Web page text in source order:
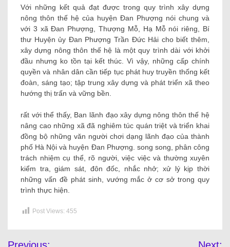
Với những kết quả đạt được trong quy trình xây dựng
nông thôn thế hệ của huyện Đan Phượng nói chung và
với 3 xã Đan Phượng, Thượng Mỗ, Hạ Mỗ nói riêng, Bí
thư Huyện ủy Đan Phượng Trần Đức Hải cho biết thêm,
xây dựng nông thôn thế hệ là một quy trình dài với khởi
đầu nhưng ko tồn tại kết thúc. Vì vậy, những cấp chính
quyền và nhân dân cần tiếp tục phát huy truyền thống kết
đoàn, sáng tạo; tập trung xây dựng và phát triển xã theo
hướng thị trấn và vững bền.
rất với thể thấy, Ban lãnh đạo xây dựng nông thôn thế hệ
nâng cao những xã đã nghiêm túc quán triệt và triển khai
đồng bộ những văn người chơi dạng lãnh đạo của thành
phố Hà Nội và huyện Đan Phượng. song song, phân công
trách nhiệm cụ thể, rõ người, việc việc và thường xuyên
kiểm tra, giám sát, đôn đốc, nhắc nhở; xử lý kịp thời
những vấn đề phát sinh, vướng mắc ở cơ sở trong quy
trình thực hiện.
Post Views: 455